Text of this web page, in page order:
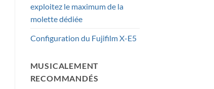
exploitez le maximum de la
molette dédiée
Configuration du Fujifilm X-E5
MUSICALEMENT
RECOMMANDÉS